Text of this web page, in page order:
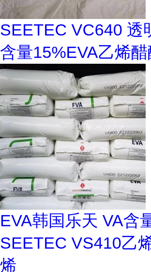
SEETEC VC640 透
含量15%EVA乙烯
EVA韩国乐天 VA含
SEETEC VS410乙
烯